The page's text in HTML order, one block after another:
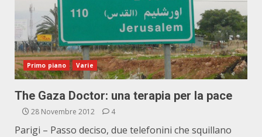
Primo piano Varie
The Gaza Doctor: una terapia per la pace
28 Novembre 2012 4
Parigi – Passo deciso, due telefonini che squillano